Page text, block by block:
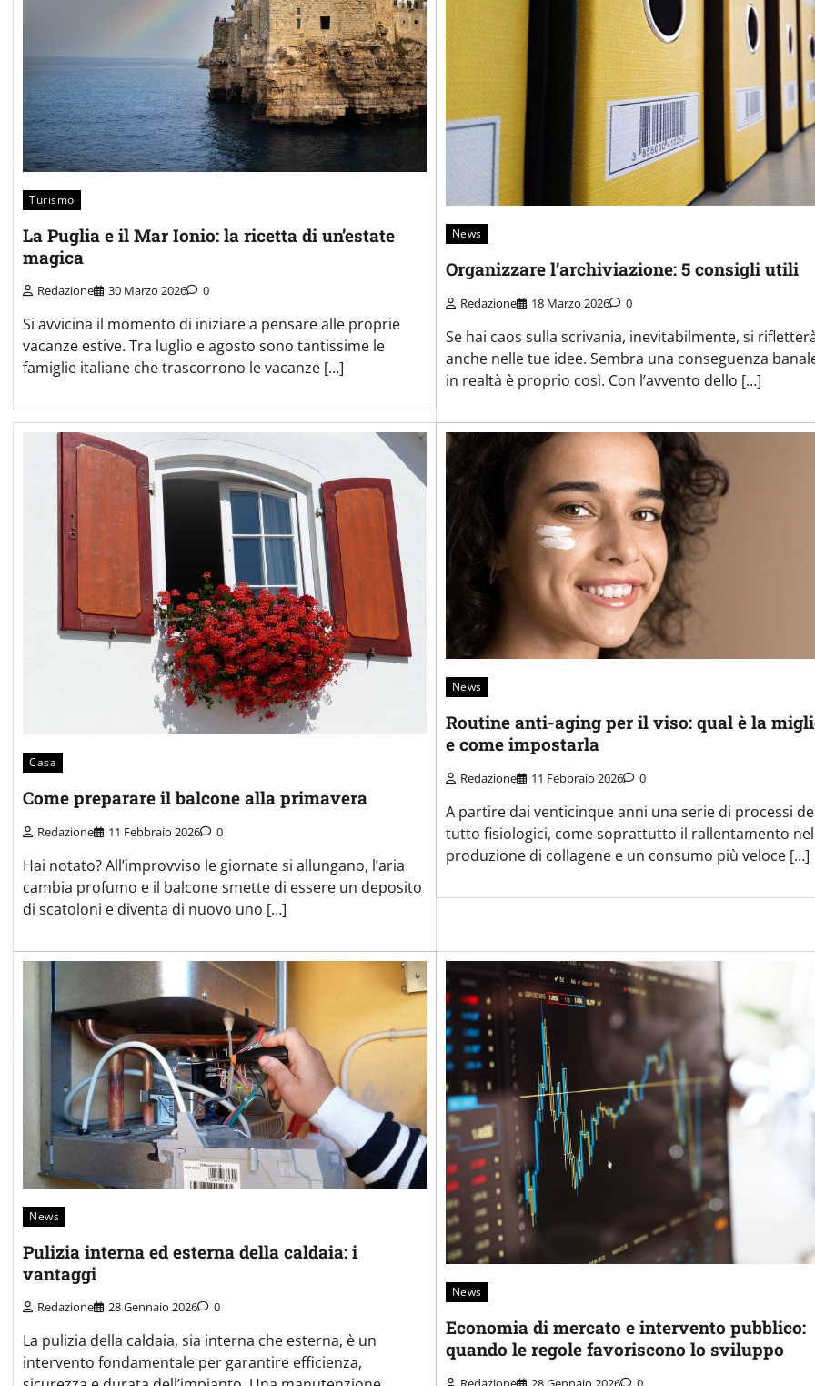
Turismo
La Puglia e il Mar Ionio: la ricetta di un’estate
magica
Redazione 30 Marzo 2026 0
Si avvicina il momento di iniziare a pensare alle proprie
vacanze estive. Tra luglio e agosto sono tantissime le
famiglie italiane che trascorrono le vacanze […]
News
Organizzare l’archiviazione: 5 consigli utili
Redazione 18 Marzo 2026 0
Se hai caos sulla scrivania, inevitabilmente, si
anche nelle tue idee. Sembra una conseguenza
in realtà è proprio così. Con l’avvento dello […]
Casa
Come preparare il balcone alla primavera
Redazione 11 Febbraio 2026 0
Hai notato? All’improvviso le giornate si allungano, l’aria
cambia profumo e il balcone smette di essere un deposito
di scatoloni e diventa di nuovo uno […]
News
Routine anti-aging per il viso: qual è la
e come impostarla
Redazione 11 Febbraio 2026 0
A partire dai venticinque anni una serie di processi
tutto fisiologici, come soprattutto il rallentamento
produzione di collagene e un consumo più veloce […]
News
Pulizia interna ed esterna della caldaia: i
vantaggi
Redazione 28 Gennaio 2026 0
La pulizia della caldaia, sia interna che esterna, è un
intervento fondamentale per garantire efficienza,
News
Economia di mercato e intervento pubblico:
quando le regole favoriscono lo sviluppo